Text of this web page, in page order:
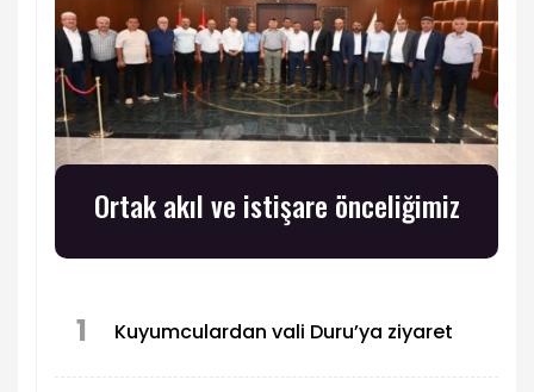
Ortak akıl ve istişare önceliğimiz
1 Kuyumculardan vali Duru’ya ziyaret